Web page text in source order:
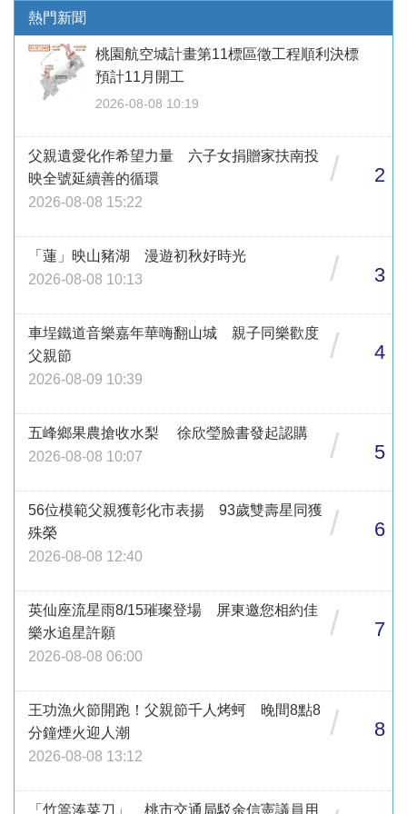
熱門新聞
桃園航空城計畫第11標區徵工程順利決標
預計11月開工
2026-08-08 10:19
父親遺愛化作希望力量 六子女捐贈家扶南投
映全號延續善的循環
2026-08-08 15:22
/ 2
「蓮」映山豬湖 漫遊初秋好時光
2026-08-08 10:13
/ 3
車埕鐵道音樂嘉年華嗨翻山城 親子同樂歡度
父親節
2026-08-09 10:39
/ 4
五峰鄉果農搶收水梨 徐欣瑩臉書發起認購
2026-08-08 10:07
/ 5
56位模範父親獲彰化市表揚 93歲雙壽星同獲
殊榮
2026-08-08 12:40
/ 6
英仙座流星雨8/15璀璨登場 屏東邀您相約佳
樂水追星許願
2026-08-08 06:00
/ 7
王功漁火節開跑！父親節千人烤蚵 晚間8點8
分鐘煙火迎人潮
2026-08-08 13:12
/ 8
「竹篙湊菜刀」 桃市交通局駁余信憲議員用